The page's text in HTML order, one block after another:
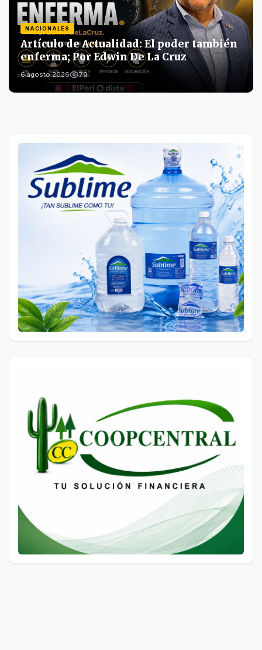
NACIONALES
Artículo de Actualidad: El poder también
enferma; Por Edwin De La Cruz
6 agosto 2026 79